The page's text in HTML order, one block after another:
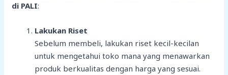
di PALI:
Lakukan Riset
Sebelum membeli, lakukan riset kecil-kecilan
untuk mengetahui toko mana yang menawarkan
produk berkualitas dengan harga yang sesuai.